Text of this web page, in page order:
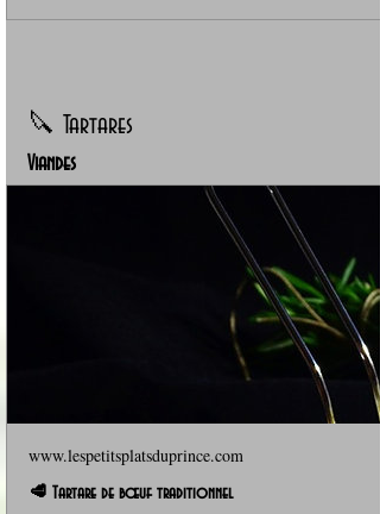
🔪 Tartares
Viandes
www.lespetitsplatsduprince.com
🥩 Tartare de bœuf traditionnel